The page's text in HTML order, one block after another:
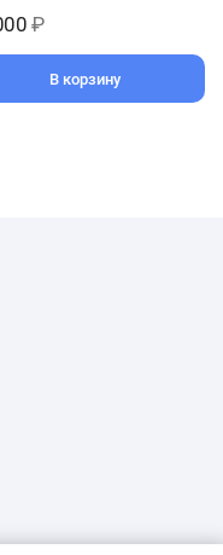
₽
В корзину